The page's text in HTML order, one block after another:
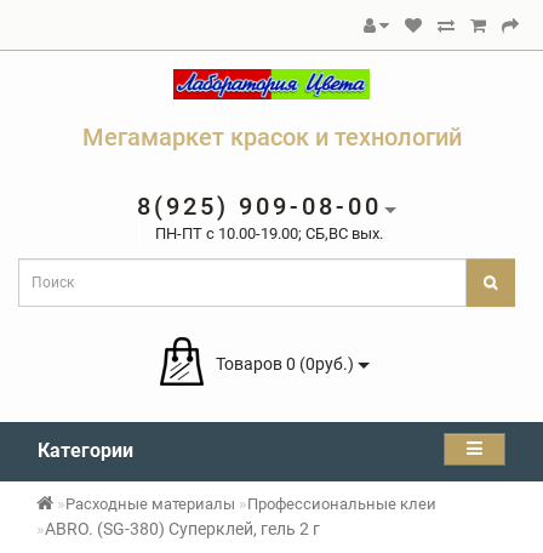
Мегамаркет красок и технологий
8(925) 909-08-00
ПН-ПТ c 10.00-19.00; СБ,ВС вых.
Товаров 0 (0руб.)
Категории
Расходные материалы Профессиональные клеи
ABRO. (SG-380) Суперклей, гель 2 г